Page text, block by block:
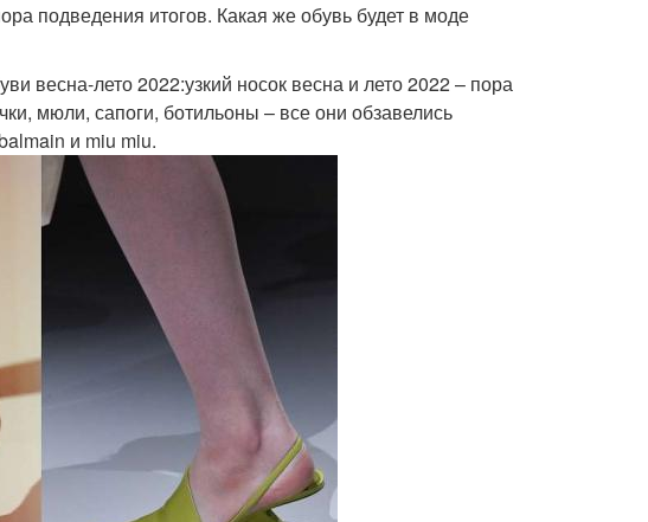
подведения итогов. Какая же обувь будет в моде
весна-лето 2022:узкий носок весна и лето 2022 – пора
мюли, сапоги, ботильоны – все они обзавелись
и miu miu.